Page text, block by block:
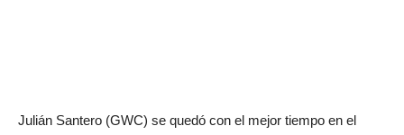
Julián Santero (GWC) se quedó con el mejor tiempo en el